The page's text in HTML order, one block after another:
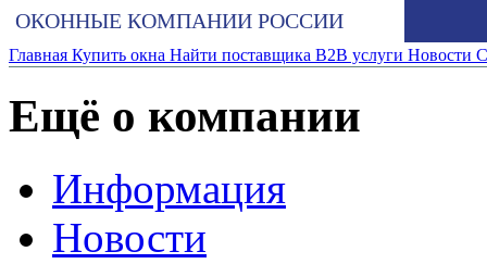
ОКОННЫЕ КОМПАНИИ РОССИИ
Главная Купить окна Найти поставщика B2B услуги Новости
Ещё о компании
Информация
Новости